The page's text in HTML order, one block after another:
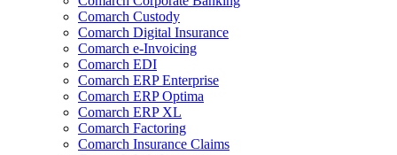
Comarch Custody
Comarch Digital Insurance
Comarch e-Invoicing
Comarch EDI
Comarch ERP Enterprise
Comarch ERP Optima
Comarch ERP XL
Comarch Factoring
Comarch Insurance Claims